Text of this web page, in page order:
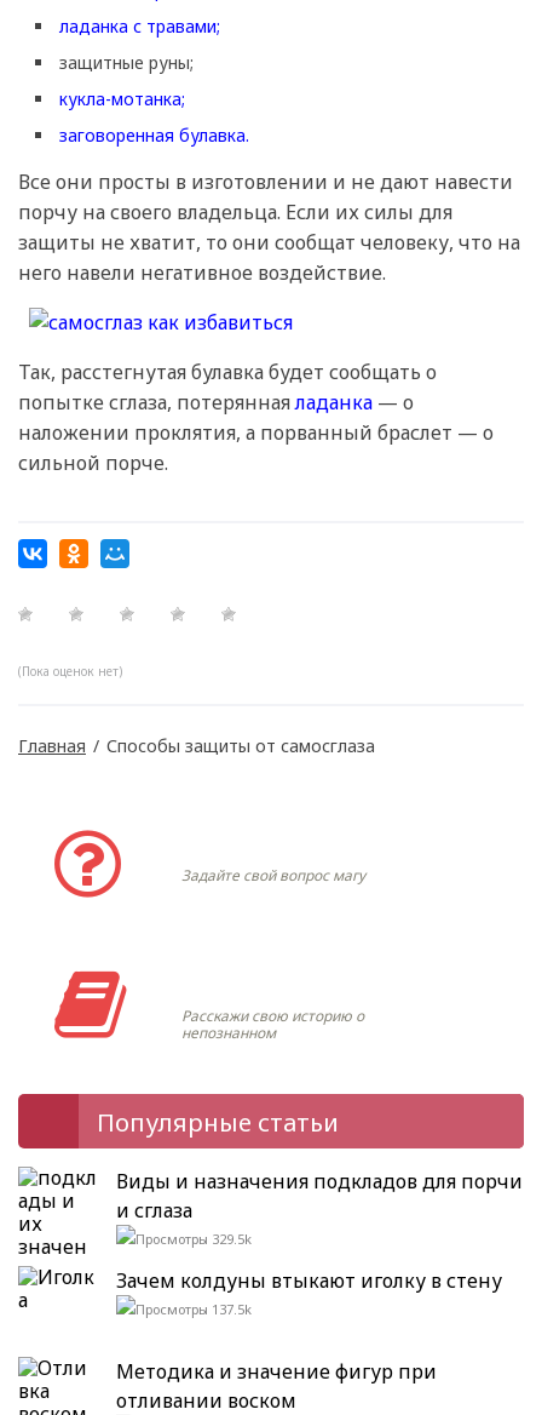
ладанка с травами;
защитные руны;
кукла-мотанка;
заговоренная булавка.
Все они просты в изготовлении и не дают навести
порчу на своего владельца. Если их силы для
защиты не хватит, то они сообщат человеку, что на
него навели негативное воздействие.
Так, расстегнутая булавка будет сообщать о
попытке сглаза, потеряннаяладанка — о
наложении проклятия, а порванный браслет — о
сильной порче.
(Пока оценок нет)
Главная / Способы защиты от самосглаза
Задайте свой вопрос магу
Расскажи свою историю о
непознанном
Популярные статьи
Виды и назначения подкладов для порчи
и сглаза
329.5k
Зачем колдуны втыкают иголку в стену
137.5k
Методика и значение фигур при
отливании воском